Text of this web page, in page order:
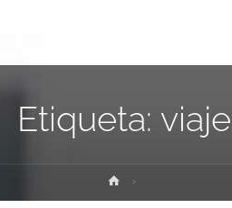
Etiqueta: viaje
Inicio